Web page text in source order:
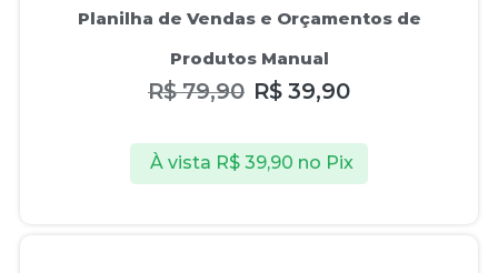
Planilha de Vendas e Orçamentos de
Produtos Manual
R$79,90 R$ 39,90
À vista R$39,90 no Pix